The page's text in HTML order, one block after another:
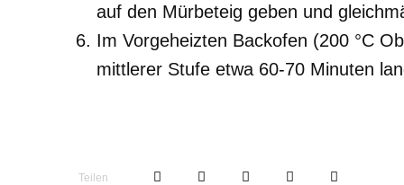
auf den Mürbeteig geben und
Im Vorgeheizten Backofen (200 °C
mittlerer Stufe etwa 60-70 Minuten
Teilen